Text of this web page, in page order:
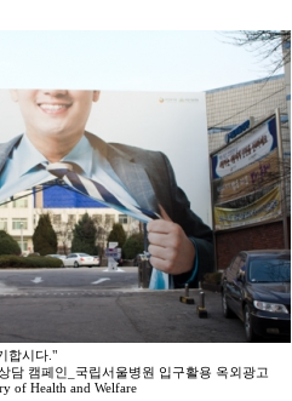
합시다."
담 캠페인_국립서울병원 입구활용 옥외광고
of Health and Welfare